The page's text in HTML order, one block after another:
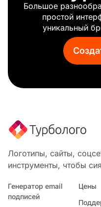
Большое
простой
уникальный
Логотипы, сайты,
инструменты, чтобы
Генератор email
подписей
Цены